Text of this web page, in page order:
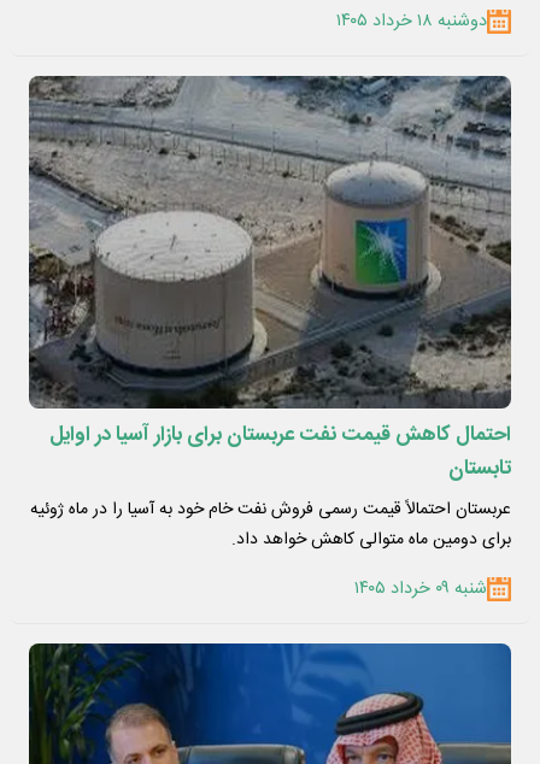
دوشنبه ۱۸ خرداد ۱۴۰۵
احتمال کاهش قیمت نفت عربستان برای بازار آسیا در اوایل
تابستان
عربستان احتمالاً قیمت‌ رسمی فروش نفت خام خود به آسیا را در ماه ژوئیه
برای دومین ماه متوالی کاهش خواهد داد.
شنبه ۰۹ خرداد ۱۴۰۵